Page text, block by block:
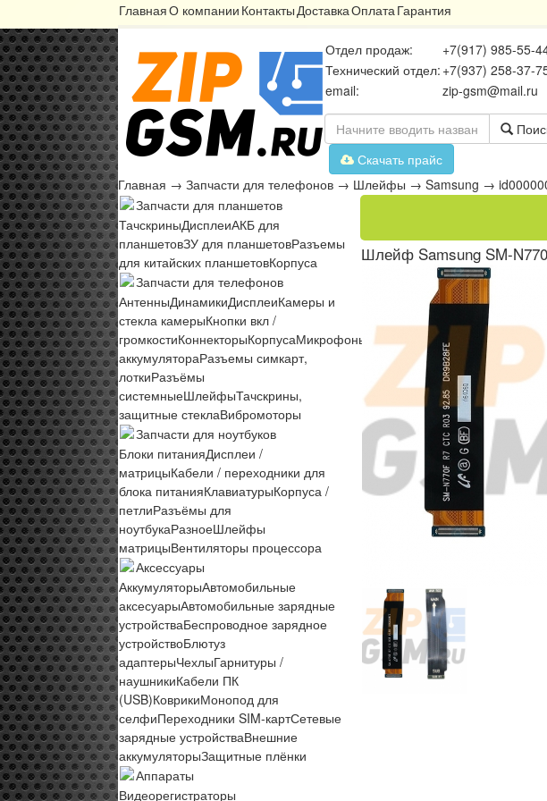
ГлавнаяО компании КонтактыДоставкаОплатаГарантия
Отдел продаж:
+7(917) 985-55-
Технический отдел: +7(937) 258-37-
email:
zip-gsm@mail.ru
Скачать прайс
Главная → Запчасти для телефонов → Шлейфы → Samsung →
Запчасти для планшетов
ТачскриныДисплеиАКБ для
планшетовЗУ для планшетовРазъемы
для китайских планшетовКорпуса
Запчасти для телефонов
АнтенныДинамикиДисплеиКамеры и
стекла камерыКнопки вкл /
громкостиКоннекторыКорпусаМикрофоны Микросхемы Платы
Разъёмы
аккумулятораРазъемы симкарт,
лоткиРазъёмы
системныеШлейфыТачскрины,
защитные стеклаВибромоторы
Запчасти для ноутбуков
Блоки питанияДисплеи /
матрицыКабели / переходники для
блока питанияКлавиатурыКорпуса /
петлиРазъёмы для
ноутбукаРазноеШлейфы
матрицыВентиляторы процессора
Аксессуары
АккумуляторыАвтомобильные
аксесуарыАвтомобильные зарядные
устройстваБеспроводное зарядное
устройствоБлютуз
адаптерыЧехлыГарнитуры /
наушникиКабели ПК
(USB)КоврикиМонопод для
селфиПереходники SIM-картСетевые
зарядные устройстваВнешние
аккумуляторыЗащитные плёнки
Аппараты
Видеорегистраторы
Шлейф Samsung SM-